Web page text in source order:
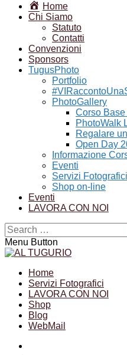
Home
Chi Siamo
Statuto
Contatti
Convenzioni
Sponsors
TugusPhoto
Portfolio
PhotoGallery
Corso
PhotoWalk
Regalare
Open Day
Informazione
Eventi
Servizi Fotografici
Shop on-line
Eventi
LAVORA CON NOI
Menu Button
Home
Servizi Fotografici
LAVORA CON NOI
Shop
Blog
WebMail